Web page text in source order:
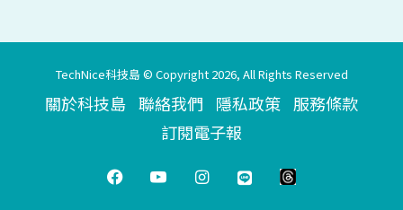
TechNice科技島 © Copyright 2026, All Rights Reserved
關於科技島 聯絡我們 隱私政策 服務條款
訂閱電子報